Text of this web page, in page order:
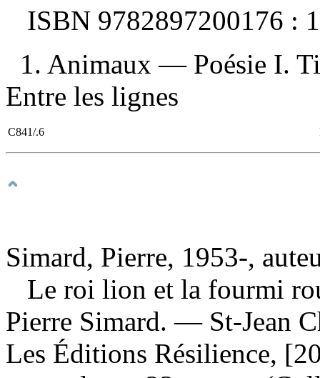
ISBN 9782897200176 :
1. Animaux — Poésie I.
Entre les lignes
C841/.6
Simard, Pierre, 1953-,
Le roi lion et la fourmi
Pierre Simard. — St-Jean
Les Éditions Résilience,